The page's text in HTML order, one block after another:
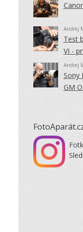
Andrej
Test
VI -
Andrej
Sony
GM